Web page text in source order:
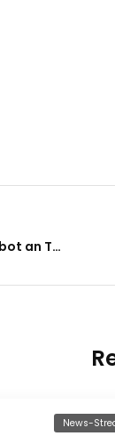
Hamas richtet Angebot an Trump – Israel spricht von „leerer Inszenierung“
News-